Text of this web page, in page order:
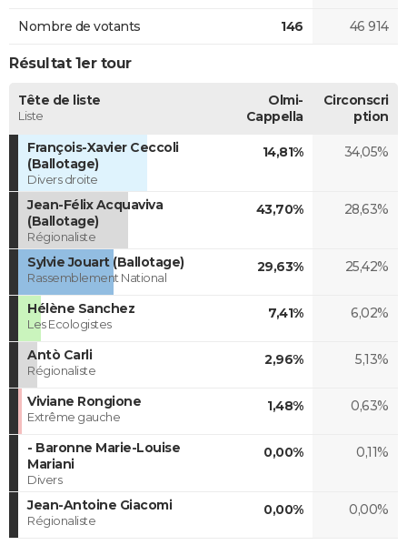
Nombre de votants 146 46 914
Résultat 1er tour
Tête de liste
Liste
Olmi-
Cappella
Circonscri
ption
François-Xavier Ceccoli
(Ballotage)
Divers droite
14,81% 34,05%
Jean-Félix Acquaviva
(Ballotage)
Régionaliste
43,70% 28,63%
Sylvie Jouart (Ballotage)
Rassemblement National
29,63% 25,42%
Hélène Sanchez
Les Ecologistes
7,41% 6,02%
Antò Carli
Régionaliste
2,96% 5,13%
Viviane Rongione
Extrême gauche
1,48% 0,63%
- Baronne Marie-Louise
Mariani
Divers
0,00% 0,11%
Jean-Antoine Giacomi
Régionaliste
0,00% 0,00%